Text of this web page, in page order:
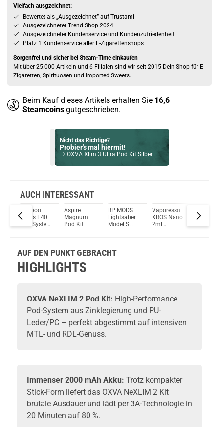
Vielfach ausgzeichnet:
Bewertet als „Ausgezeichnet” auf Trustami
Ausgezeichneter Trend Shop 2024
Ausgezeichneter Kundenservice und Kundenzufriedenheit
Platz 1 Kundenservice aller E-Zigarettenshops
Sorgenfrei und sicher bei Steam-Time einkaufen
Mit über 25.000 Artikeln und 6 Filialen sind wir seit 2015 Dein Shop für E-
Zigaretten, Spirituosen und Imported Sweets.
Beim Kauf dieses Artikels erhalten Sie 16,6
Steamcoins gutgeschrieben.
Nicht das Richtige?
Probier's mal hiermit!
OXVA Xlim 3 Ultra Pod Kit Silber
Elfbar MAX – Menthol – Prefilled Pod
Du willst Kröten sparen?
Schau mal hier!
Ijoy Luna 1,4ml 350mAh Pod System Kit Grün
AUCH INTERESSANT
Voopoo
Argus E40
Pod System
Aspire
Magnum
Pod Kit
BP MODS
Lightsaber
Model S
Vaporesso
XROS Nano
2ml
Smok
3ml
AUF DEN PUNKT GEBRACHT
HIGHLIGHTS
OXVA NeXLIM 2 Pod Kit: High-Performance
Pod-System aus Zinklegierung und PU-
Leder/PC – perfekt abgestimmt auf intensiven
MTL- und RDL-Genuss.
Immenser 2000 mAh Akku: Trotz kompakter
Stick-Form liefert das OXVA NeXLIM 2 Kit
brutale Ausdauer und lädt per 3A-Technologie in
20 Minuten auf 80 %.